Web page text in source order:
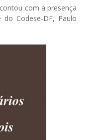
com a presença
Codese-DF, Paulo